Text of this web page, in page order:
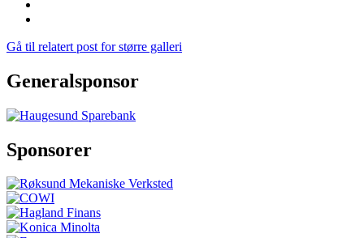
Gå til relatert post for større galleri
Generalsponsor
Sponsorer